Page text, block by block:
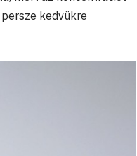
kedvükre